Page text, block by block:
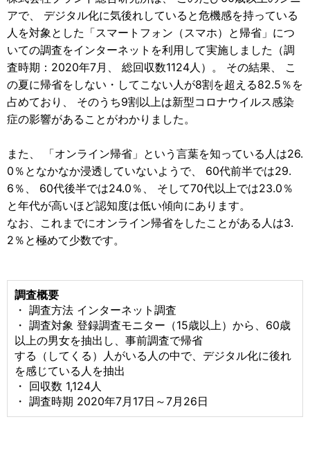
アで、 デジタル化に気後れしていると危機感を持っている
人を対象とした「スマートフォン（スマホ）と帰省」につ
いての調査をインターネットを利用して実施しました（調
査時期：2020年7月、 総回収数1124人）。 その結果、 こ
の夏に帰省をしない・してこない人が8割を超える82.5％を
占めており、 そのうち9割以上は新型コロナウイルス感染
症の影響があることがわかりました。
また、 「オンライン帰省」という言葉を知っている人は26.
0％となかなか浸透していないようで、 60代前半では29.
6％、 60代後半では24.0％、 そして70代以上では23.0％
と年代が高いほど認知度は低い傾向にあります。
なお、これまでにオンライン帰省をしたことがある人は3.
2％と極めて少数です。
調査概要
・ 調査方法 インターネット調査
・ 調査対象 登録調査モニター（15歳以上）から、60歳
以上の男女を抽出し、事前調査で帰省
する（してくる）人がいる人の中で、デジタル化に後れ
を感じている人を抽出
・ 回収数 1,124人
・ 調査時期 2020年7月17日～7月26日